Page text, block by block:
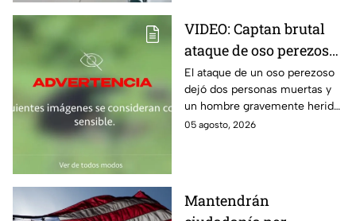
VIDEO: Captan brutal
ataque de oso perezoso
contra campesinos; dos
víctimas murieron
devoradas en India
El ataque de un oso perezoso
dejó dos personas muertas y
un hombre gravemente herido
cerca de una zona forestal en
05 agosto, 2026
Mantendrán